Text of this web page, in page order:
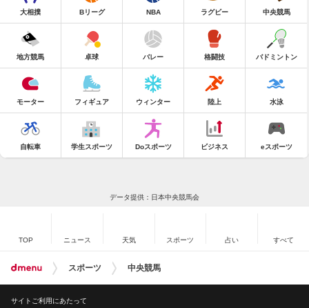
大相撲 Bリーグ NBA ラグビー 中央競馬
地方競馬 卓球 バレー 格闘技 バドミントン
モーター フィギュア ウィンター 陸上 水泳
自転車 学生スポーツ Doスポーツ ビジネス eスポーツ
データ提供：日本中央競馬会
TOP ニュース 天気 スポーツ 占い すべて
スポーツ 中央競馬
サイトご利用にあたって